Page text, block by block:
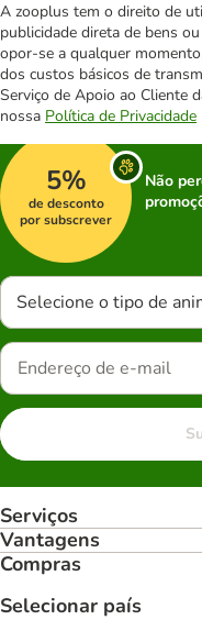
A zooplus tem o direito de
publicidade direta de bens
opor-se a qualquer
dos custos básicos de
Serviço de Apoio ao Cliente
nossa Política de Privacidade
5%
de desconto
por subscrever
Não
Selecione o tipo de
Serviços
Vantagens
Compras
Selecionar país